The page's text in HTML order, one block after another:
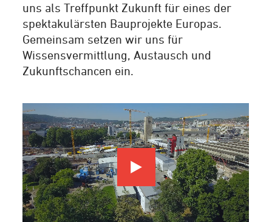
uns als Treffpunkt Zukunft für eines der
spektakulärsten Bauprojekte Europas.
Gemeinsam setzen wir uns für
Wissensvermittlung, Austausch und
Zukunftschancen ein.